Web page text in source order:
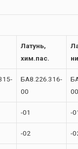
Латунь,
хим.пас.
БА8.226.316-
00
00
-01 -
-02 -